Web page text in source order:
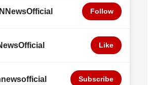
Follow
Like
Subscribe